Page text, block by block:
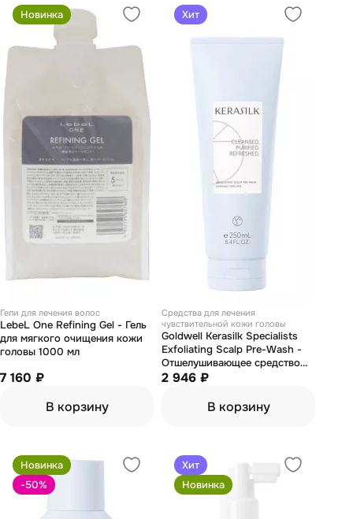
Новинка
Гели для лечения волос
LebeL One Refining Gel - Гель
для мягкого очищения кожи
головы 1000 мл
7 160 ₽
В корзину
Хит
Средства для лечения
чувствительной кожи головы
Goldwell Kerasilk Specialists
Exfoliating Scalp Pre-Wash -
Отшелушивающее средство
для кожи головы перед
2 946 ₽
В корзину
Новинка
-50%
Хит
Новинка